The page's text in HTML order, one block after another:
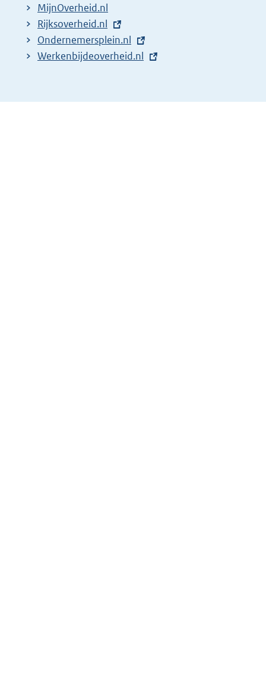
l
i
n
k
MijnOverheid.nl
E
x
t
n
Rijksoverheid.nl
E
x
r
Ondernemersplein.nl
E
e
Werkenbijdeoverheid.nl